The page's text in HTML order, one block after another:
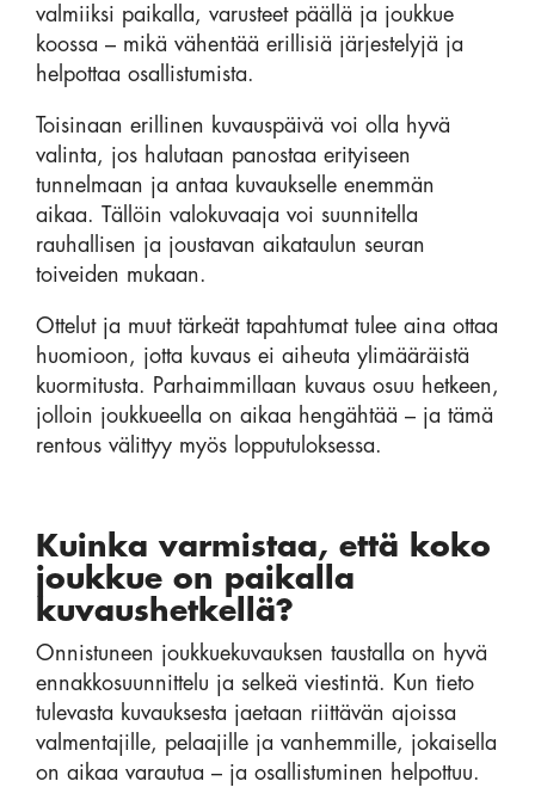
valmiiksi paikalla, varusteet päällä ja joukkue
koossa – mikä vähentää erillisiä järjestelyjä ja
helpottaa osallistumista.
Toisinaan erillinen kuvauspäivä voi olla hyvä
valinta, jos halutaan panostaa erityiseen
tunnelmaan ja antaa kuvaukselle enemmän
aikaa. Tällöin valokuvaaja voi suunnitella
rauhallisen ja joustavan aikataulun seuran
toiveiden mukaan.
Ottelut ja muut tärkeät tapahtumat tulee aina ottaa
huomioon, jotta kuvaus ei aiheuta ylimääräistä
kuormitusta. Parhaimmillaan kuvaus osuu hetkeen,
jolloin joukkueella on aikaa hengähtää – ja tämä
rentous välittyy myös lopputuloksessa.
Kuinka varmistaa, että koko
joukkue on paikalla
kuvaushetkellä?
Onnistuneen joukkuekuvauksen taustalla on hyvä
ennakkosuunnittelu ja selkeä viestintä. Kun tieto
tulevasta kuvauksesta jaetaan riittävän ajoissa
valmentajille, pelaajille ja vanhemmille, jokaisella
on aikaa varautua – ja osallistuminen helpottuu.